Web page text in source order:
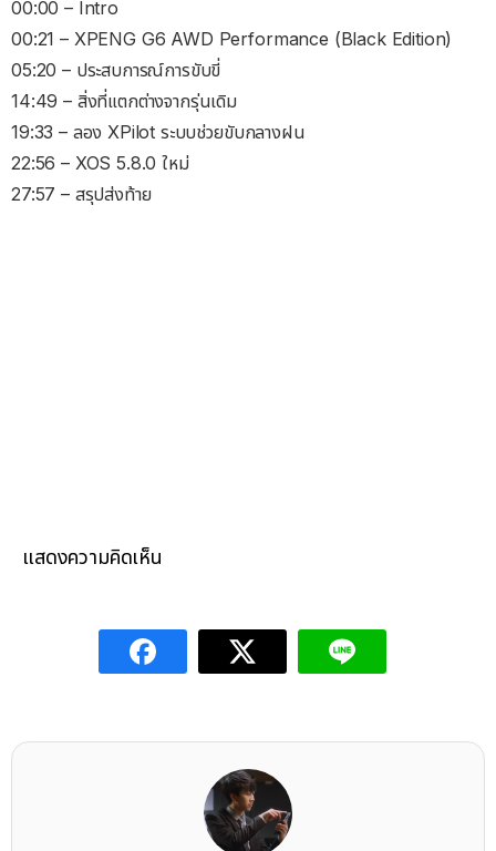
00:00 – Intro
00:21 – XPENG G6 AWD Performance (Black Edition)
05:20 – ประสบการณ์การขับขี่
14:49 – สิ่งที่แตกต่างจากรุ่นเดิม
19:33 – ลอง XPilot ระบบช่วยขับกลางฝน
22:56 – XOS 5.8.0 ใหม่
27:57 – สรุปส่งท้าย
แสดงความคิดเห็น